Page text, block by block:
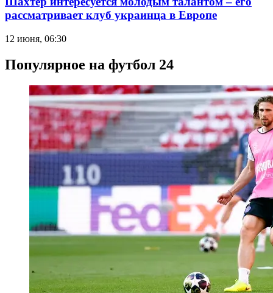
рассматривает клуб украинца в Европе
12 июня, 06:30
Популярное на футбол 24